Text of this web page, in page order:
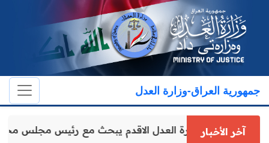
جمهورية العراق-وزارة العدل
آخر الأخباروكيل وزارة العدل الاقدم يبحث مع رئيس مجلس